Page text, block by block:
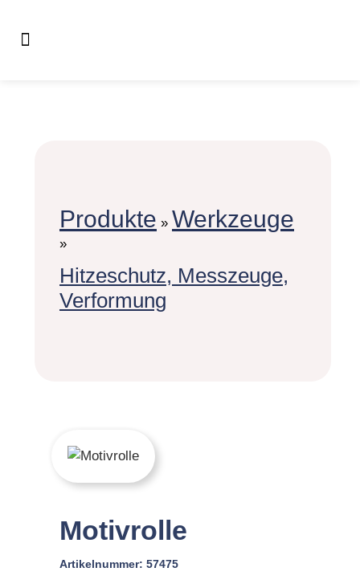
Produkte » Werkzeuge
»
Hitzeschutz, Messzeuge,
Verformung
Motivrolle
Artikelnummer: 57475